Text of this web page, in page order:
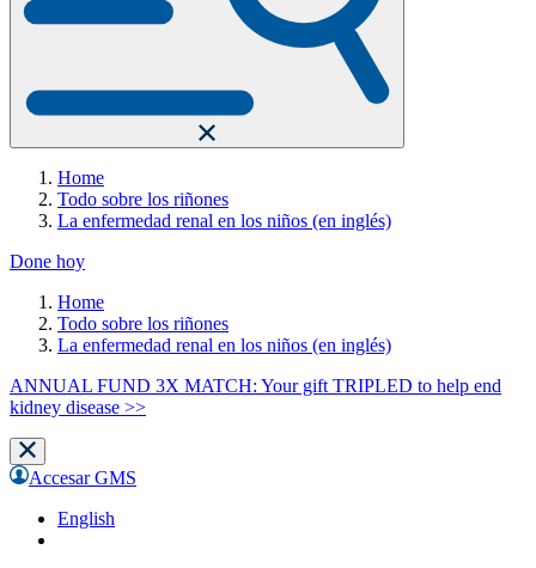
Home
Todo sobre los riñones
La enfermedad renal en los niños (en inglés)
Done hoy
Home
Todo sobre los riñones
La enfermedad renal en los niños (en inglés)
ANNUAL FUND 3X MATCH: Your gift TRIPLED to help end
kidney disease >>
Accesar GMS
English